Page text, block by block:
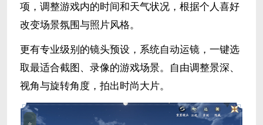
项，调整游戏内的时间和天气状况，根据个人喜好
改变场景氛围与照片风格。
更有专业级别的镜头预设，系统自动运镜，一键选
取最适合截图、录像的游戏场景。自由调整景深、
视角与旋转角度，拍出时尚大片。